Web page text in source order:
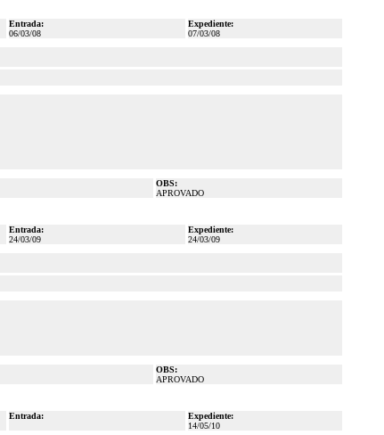
Entrada:
06/03/08
Expediente:
07/03/08
OBS:
APROVADO
Entrada:
24/03/09
Expediente:
24/03/09
OBS:
APROVADO
Entrada:
Expediente:
14/05/10